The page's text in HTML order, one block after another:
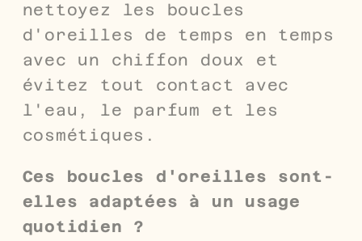
nettoyez les boucles
d'oreilles de temps en temps
avec un chiffon doux et
évitez tout contact avec
l'eau, le parfum et les
cosmétiques.
Ces boucles d'oreilles sont-
elles adaptées à un usage
quotidien ?